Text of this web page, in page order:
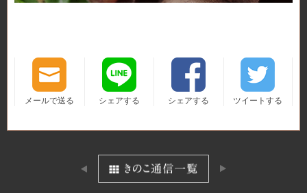
メールで送る シェアする シェアする ツイートする